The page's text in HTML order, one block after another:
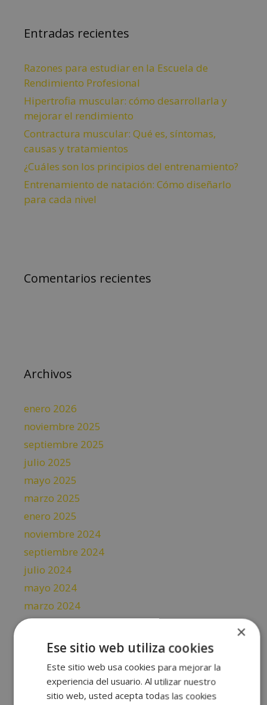
Entradas recientes
Razones para estudiar en la Escuela de
Rendimiento Profesional
Hipertrofia muscular: cómo desarrollarla y
mejorar el rendimiento
Contractura muscular: Qué es, síntomas,
causas y tratamientos
¿Cuáles son los principios del entrenamiento?
Entrenamiento de natación: Cómo diseñarlo
para cada nivel
Comentarios recientes
Archivos
enero 2026
noviembre 2025
septiembre 2025
julio 2025
mayo 2025
marzo 2025
enero 2025
noviembre 2024
septiembre 2024
julio 2024
mayo 2024
marzo 2024
enero 2024
noviembre 2023
julio 2023
mayo 2023
×
Ese sitio web utiliza cookies
Este sitio web usa cookies para mejorar la
experiencia del usuario. Al utilizar nuestro
sitio web, usted acepta todas las cookies